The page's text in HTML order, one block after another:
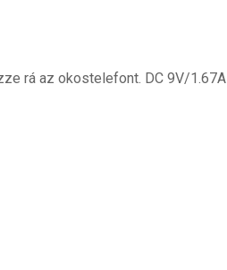
rá az okostelefont. DC 9V/1.67A